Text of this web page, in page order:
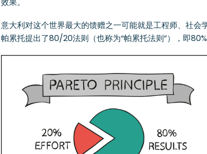
意大利对这个世界最大的馈赠之一可能就是工程师、社会
帕累托提出了80/20法则（也称为“帕累托法则”），即